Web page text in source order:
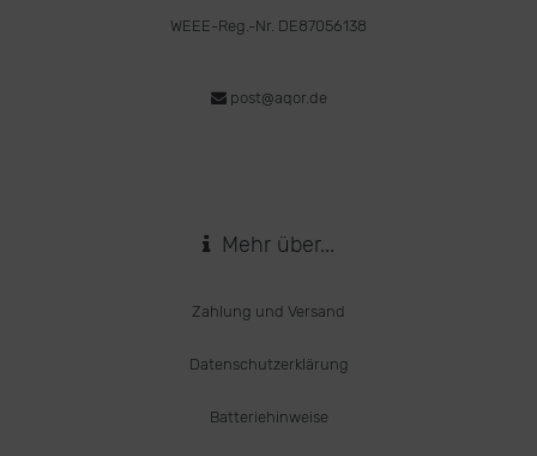
WEEE-Reg.-Nr. DE87056138
post@aqor.de
Mehr über...
Zahlung und Versand
Datenschutzerklärung
Batteriehinweise